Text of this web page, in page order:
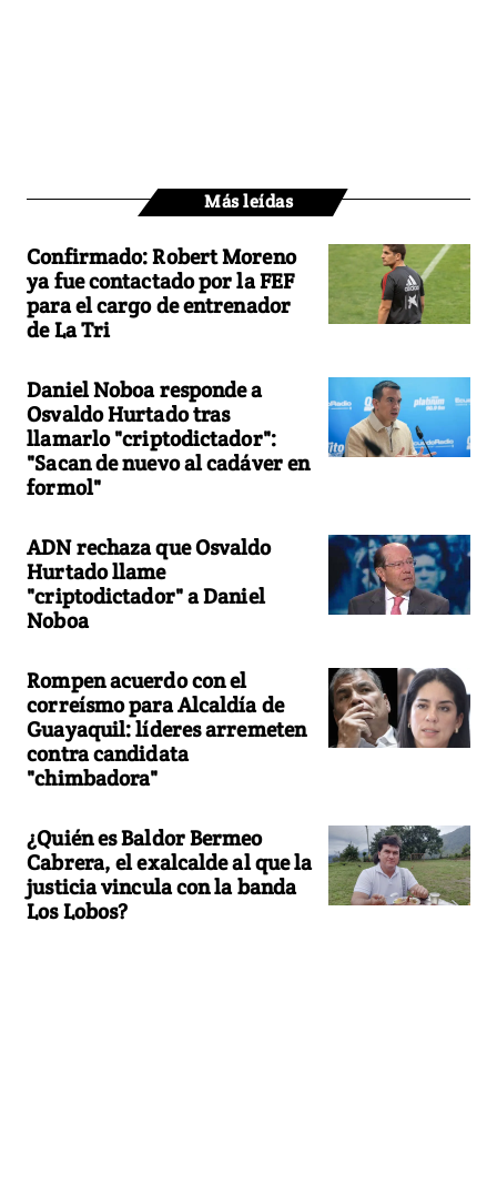
Más leídas
Confirmado: Robert Moreno
ya fue contactado por la FEF
para el cargo de entrenador
de La Tri
Daniel Noboa responde a
Osvaldo Hurtado tras
llamarlo "criptodictador":
"Sacan de nuevo al cadáver en
formol"
ADN rechaza que Osvaldo
Hurtado llame
"criptodictador" a Daniel
Noboa
Rompen acuerdo con el
correísmo para Alcaldía de
Guayaquil: líderes arremeten
contra candidata
"chimbadora"
¿Quién es Baldor Bermeo
Cabrera, el exalcalde al que la
justicia vincula con la banda
Los Lobos?